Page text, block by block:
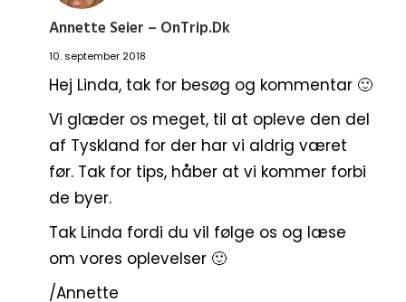
Annette Seier – OnTrip.dk
10. september 2018
Hej Linda, tak for besøg og kommentar 🙂
Vi glæder os meget, til at opleve den del
af Tyskland for der har vi aldrig været
før. Tak for tips, håber at vi kommer forbi
de byer.
Tak Linda fordi du vil følge os og læse
om vores oplevelser 🙂
/Annette